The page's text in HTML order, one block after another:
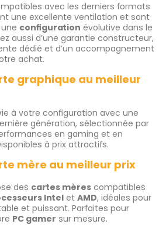
avec les derniers formats
une excellente ventilation et sont
configuration évolutive dans le
aussi d’une garantie constructeur,
dédié et d’un accompagnement
achat.
graphique au meilleur
à votre configuration avec une
génération, sélectionnée par
en gaming et en
à prix attractifs.
mère au meilleur prix
des cartes mères compatibles
Intel et AMD, idéales pour
et puissant. Parfaites pour
PC gamer sur mesure.